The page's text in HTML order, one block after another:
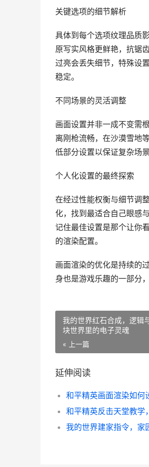
关键选项的细节解析
具体到每个选项纹理品质
原写实风格更鲜艳，抗锯
过亮会丢失细节，特殊设
稳定。
不同场景的灵活调整
画面设置并非一成不变需
离刚枪流畅，在沙漠雪地
低部分设置以保证复杂场
个人化设置的最终探索
在经过性能权衡与细节调
化，找到最适合自己眼感
记住最佳设置是那个让你
的渲染配置。
画面渲染的优化是持续的
身也是游戏乐趣的一部分
我的世界红石合成，逻辑
块世界里的电子灵魂
« 上一篇
延伸阅读
和平精英反击天堂教学
我的世界建家指令，家